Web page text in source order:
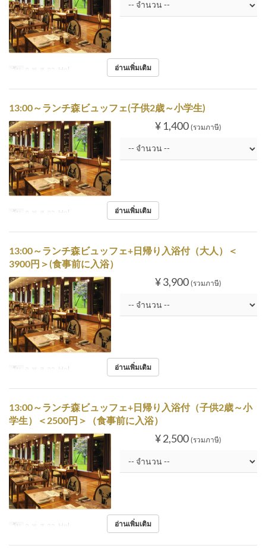
วัน อ, พ, ส, อา, Hol อ่านเพิ่มเติม
13:00～ランチ森ビュッフェ(子供2歳～小学生)
¥ 1,400 (รวมภาษี)
วัน อ, พ, ส, อา, Hol อ่านเพิ่มเติม
13:00～ランチ森ビュッフェ+日帰り入浴付（大人）＜
3900円＞(食事前に入浴）
¥ 3,900 (รวมภาษี)
วัน อ, พ, ส, อา, Hol อ่านเพิ่มเติม
13:00～ランチ森ビュッフェ+日帰り入浴付（子供2歳～小
学生）＜2500円＞（食事前に入浴）
¥ 2,500 (รวมภาษี)
วัน อ, พ, ส, อา, Hol อ่านเพิ่มเติม